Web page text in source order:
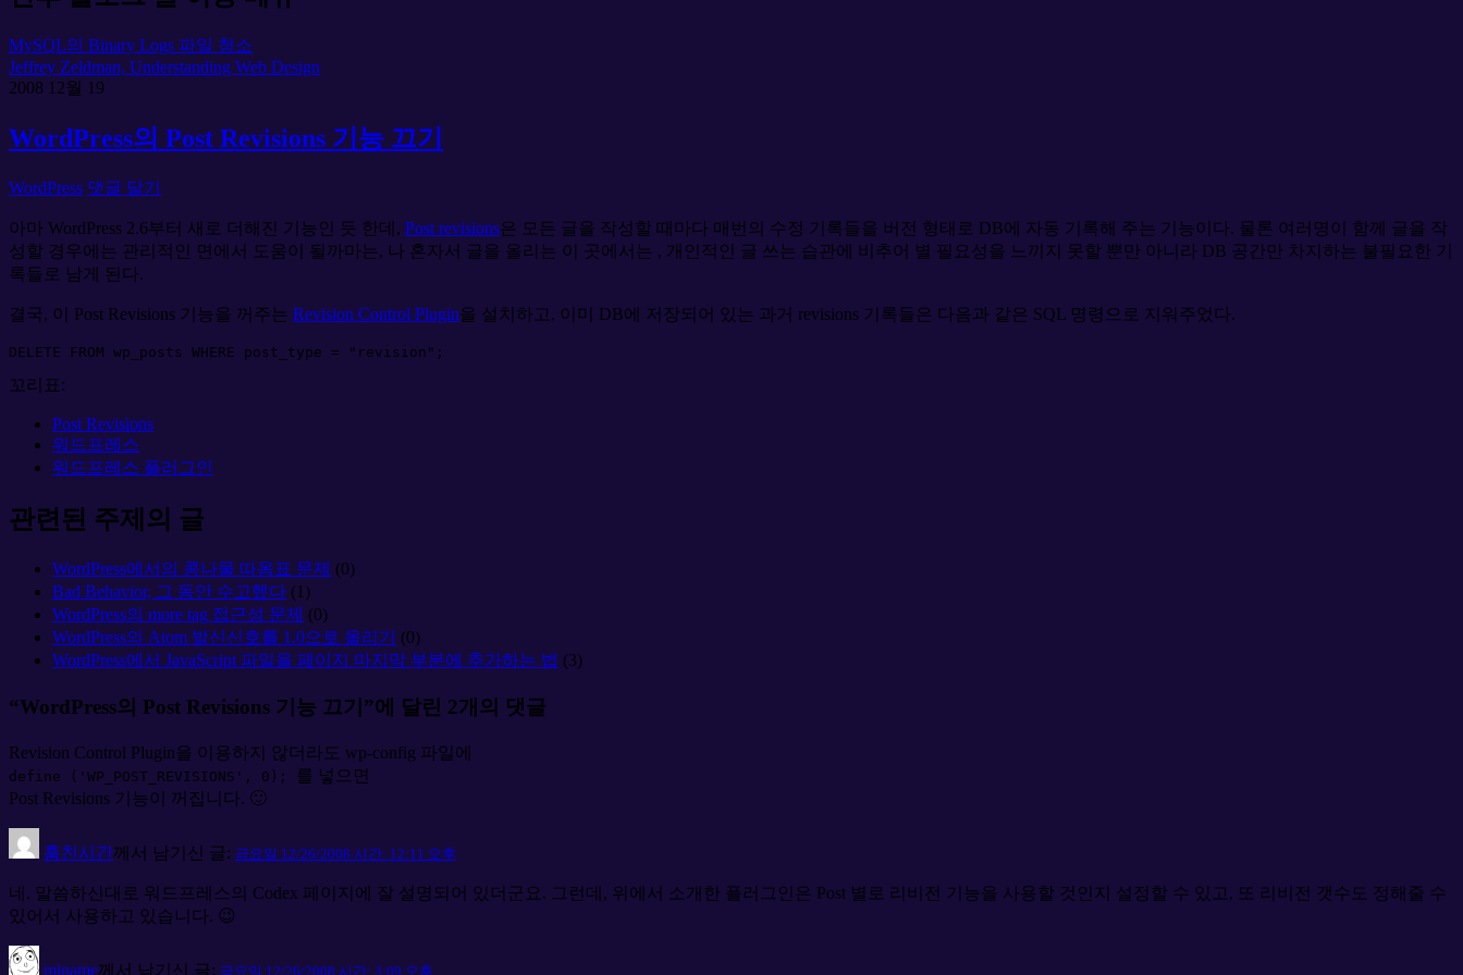
MySQL의 Binary Logs 파일 청소
Jeffrey Zeldman, Understanding Web Design
2008 12월 19
WordPress의 Post Revisions 기능 끄기
WordPress 댓글 달기
아마 WordPress 2.6부터 새로 더해진 기능인 듯 한데, Post revisions은 모든 글을 작성할 때마다 매번의 수정 기록들을 버전 형태로 DB에 자동 기록해 주는 기능이다. 물론 여러명이 함께 글을 작
성할 경우에는 관리적인 면에서 도움이 될까마는, 나 혼자서 글을 올리는 이 곳에서는 , 개인적인 글 쓰는 습관에 비추어 별 필요성을 느끼지 못할 뿐만 아니라 DB 공간만 차지하는 불필요한 기
록들로 남게 된다.
결국, 이 Post Revisions 기능을 꺼주는 Revision Control Plugin을 설치하고, 이미 DB에 저장되어 있는 과거 revisions 기록들은 다음과 같은 SQL 명령으로 지워주었다.
DELETE FROM wp_posts WHERE post_type = " revision" ;
꼬리표:
Post Revisions
워드프레스
워드프레스 플러그인
관련된 주제의 글
WordPress에서의 콩나물 따옴표 문제 (0)
Bad Behavior, 그 동안 수고했다 (1)
WordPress의 more tag 접근성 문제 (0)
WordPress의 Atom 발신신호를 1.0으로 올리기
(0)
WordPress에서 JavaScript 파일을 페이지 마지막 부분에 추가하는 법 (3)
“WordPress의 Post Revisions 기능 끄기”에 달린 2개의 댓글
Revision Control Plugin을 이용하지 않더라도 wp-config 파일에
define ('WP_POST_REVISIONS', 0); 를 넣으면
Post Revisions 기능이 꺼집니다. 🙂
훔친시간께서 남기신 글: 금요일 12/26/2008 시간: 12:11 오후
네. 말씀하신대로 워드프레스의 Codex 페이지에 잘 설명되어 있더군요. 그런데, 위에서 소개한 플러그인은 Post 별로 리비전 기능을 사용할 것인지 설정할 수 있고, 또 리비전 갯수도 정해줄 수
있어서 사용하고 있습니다. 😉
miname께서 남기신 글: 금요일 12/26/2008 시간: 3:09 오후